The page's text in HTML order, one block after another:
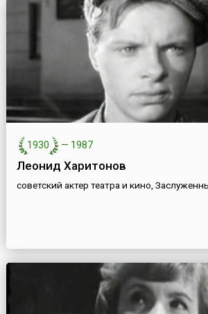
1930 — 1987
Леонид Харитонов
советский актер театра и кино,